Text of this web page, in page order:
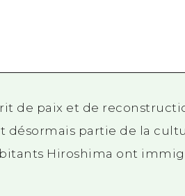
de paix et de
désormais partie de la
Hiroshima ont